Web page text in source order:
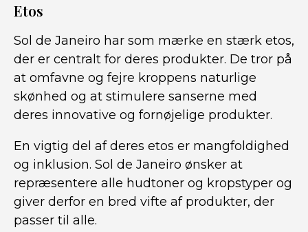
Etos
Sol de Janeiro har som mærke en stærk etos,
der er centralt for deres produkter. De tror på
at omfavne og fejre kroppens naturlige
skønhed og at stimulere sanserne med
deres innovative og fornøjelige produkter.
En vigtig del af deres etos er mangfoldighed
og inklusion. Sol de Janeiro ønsker at
repræsentere alle hudtoner og kropstyper og
giver derfor en bred vifte af produkter, der
passer til alle.